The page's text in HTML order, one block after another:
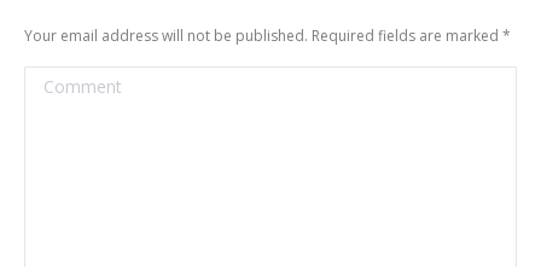
Your email address will not be published. Required fields are marked *
Comment